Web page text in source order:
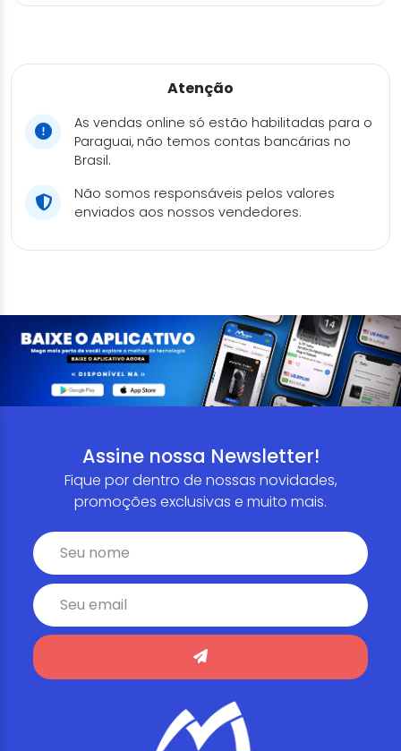
Atenção
As vendas online só estão habilitadas para o
Paraguai, não temos contas bancárias no
Brasil.
Não somos responsáveis pelos valores
enviados aos nossos vendedores.
Assine nossa Newsletter!
Fique por dentro de nossas novidades,
promoções exclusivas e muito mais.